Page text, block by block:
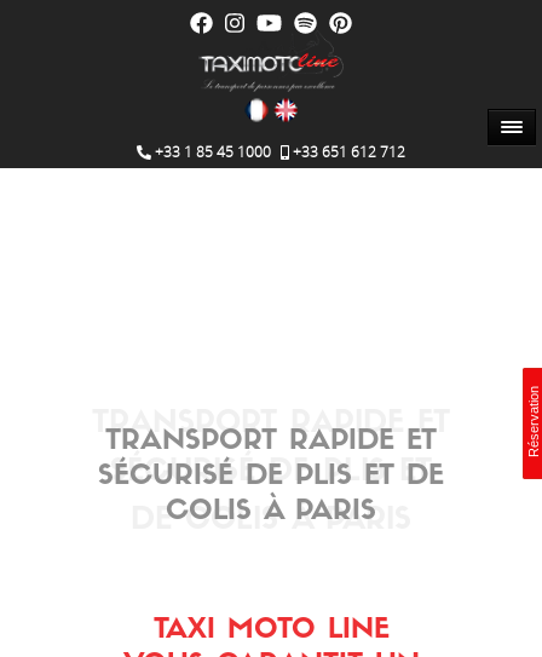
+33 1 85 45 1000 +33 651 612 712
TRANSPORT RAPIDE ET
SÉCURISÉ DE PLIS ET
DE COLIS À PARIS
TRANSPORT RAPIDE ET
SÉCURISÉ DE PLIS ET DE
COLIS À PARIS
TAXI MOTO LINE
Réservation
Réservation
Réservation